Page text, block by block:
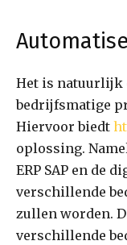
Het is natuurlijk
bedrijfsmatige
Hiervoor biedt
oplossing.
ERP SAP en de
verschillende
zullen worden.
verschillende